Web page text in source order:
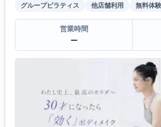
グループピラティス
他店舗利用 無料体験
営業時間
ー